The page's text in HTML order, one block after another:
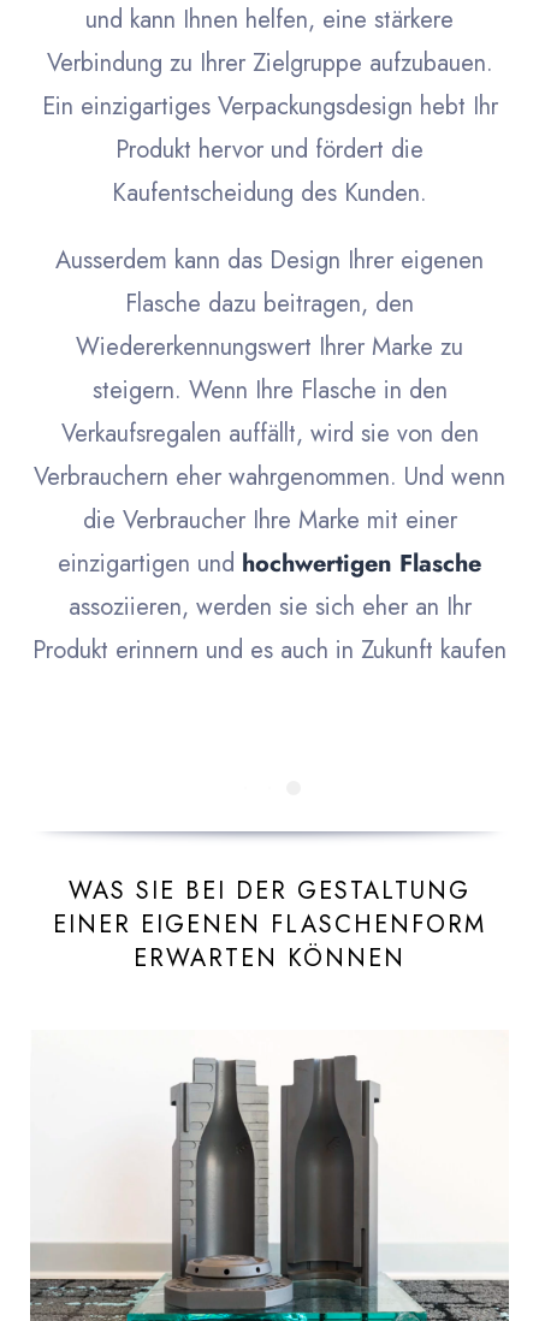
und kann Ihnen helfen, eine stärkere
Verbindung zu Ihrer Zielgruppe aufzubauen.
Ein einzigartiges Verpackungsdesign hebt Ihr
Produkt hervor und fördert die
Kaufentscheidung des Kunden.
Ausserdem kann das Design Ihrer eigenen
Flasche dazu beitragen, den
Wiedererkennungswert Ihrer Marke zu
steigern. Wenn Ihre Flasche in den
Verkaufsregalen auffällt, wird sie von den
Verbrauchern eher wahrgenommen. Und wenn
die Verbraucher Ihre Marke mit einer
einzigartigen und hochwertigen Flasche
assoziieren, werden sie sich eher an Ihr
Produkt erinnern und es auch in Zukunft kaufen
WAS SIE BEI DER GESTALTUNG
EINER EIGENEN FLASCHENFORM
ERWARTEN KÖNNEN